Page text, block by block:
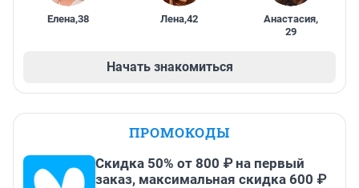
Елена,38 Лена,42 Анастасия,
29
Начать знакомиться
ПРОМОКОДЫ
Скидка 50% от 800 ₽ на первый
заказ, максимальная скидка 600 ₽